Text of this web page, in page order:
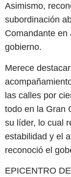
Asimismo,
subordinación
Comandante en
gobierno.
Merece
las calles por
todo en la Gran
su líder, lo cual
estabilidad y el
reconoció el
EPICENTRO